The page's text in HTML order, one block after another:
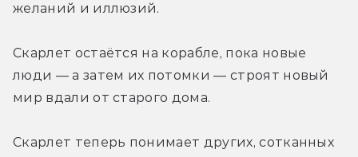
желаний и иллюзий.
Скарлет остаётся на корабле, пока новые
люди — а затем их потомки — строят новый
мир вдали от старого дома.
Скарлет теперь понимает других, сотканных